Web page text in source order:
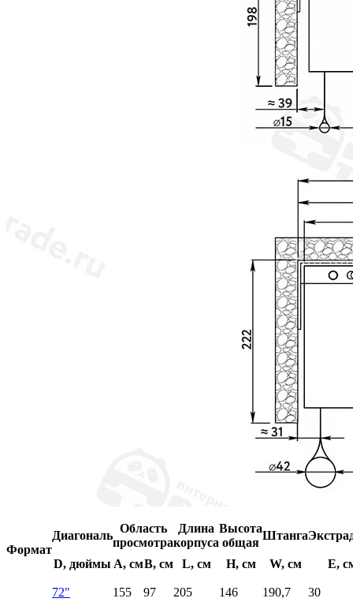
Формат
Диагональ
Область
просмотра
Длина
корпуса
Высота
общая
Штанга
D, дюймы A, смB, см L, см H, см W, см E,
72" 155 97 205 146 190,7 30